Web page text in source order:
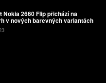
Nokia 2660 Flip přichází na
v nových barevných variantách